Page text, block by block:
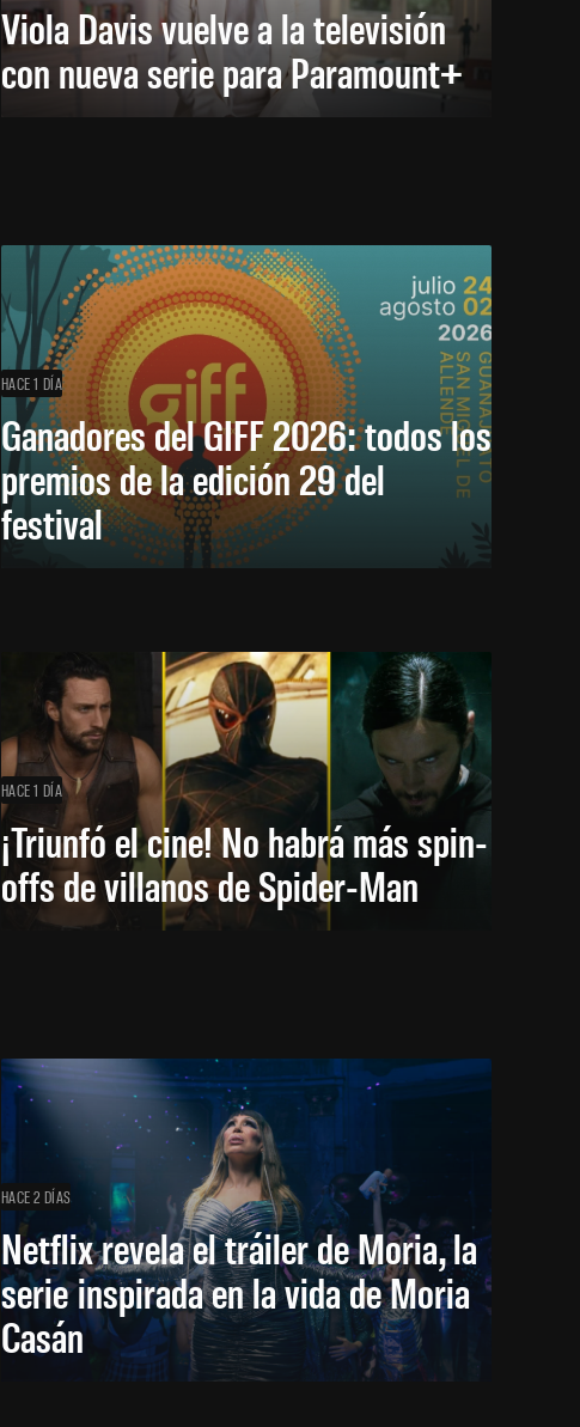
Viola Davis vuelve a la televisión
con nueva serie para Paramount+
HACE 1 DÍA
Ganadores del GIFF 2026: todos los
premios de la edición 29 del
festival
HACE 1 DÍA
¡Triunfó el cine! No habrá más spin-
offs de villanos de Spider-Man
HACE 2 DÍAS
Netflix revela el tráiler de Moria, la
serie inspirada en la vida de Moria
Casán